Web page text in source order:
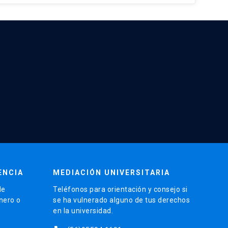
o
MEDIACIÓN UNIVERSITARIA
Teléfonos para orientación y consejo si
se ha vulnerado alguno de tus derechos
en la universidad.